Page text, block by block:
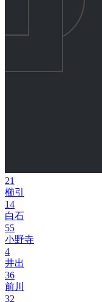
21
櫛引
14
白石
55
小野寺
4
井出
36
前川
32